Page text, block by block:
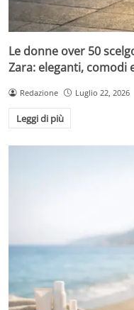
Le donne over 50
Zara: eleganti, comodi
Redazione Luglio 22, 2026
Leggi di più